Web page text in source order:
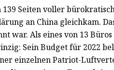
139 Seiten voller
an China gleichkam.
war. Als eines von 13
Sein Budget für 2022
einzelnen Patriot-